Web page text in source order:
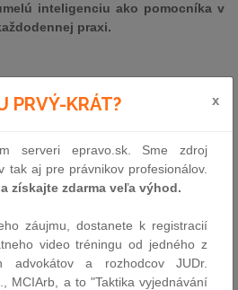
inteligenciu ako pomocníka v
praxi.
advokátske kancelárie aj
do svojej práce viete:
PRVÝ-KRÁT? x
serveri epravo.sk. Sme zdroj
tak aj pre právnikov profesionálov.
získajte zdarma veľa výhod.
záujmu, dostanete k registracií
video tréningu od jedného z
advokátov a rozhodcov JUDr.
MCIArb, a to "Taktika vyjednávání